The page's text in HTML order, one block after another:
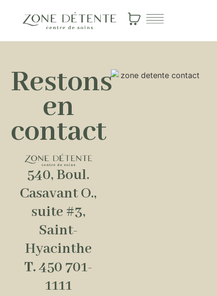
Restons
en
contact
540, Boul.
Casavant O.,
suite #3,
Saint-
Hyacinthe
T.450 701-
1111